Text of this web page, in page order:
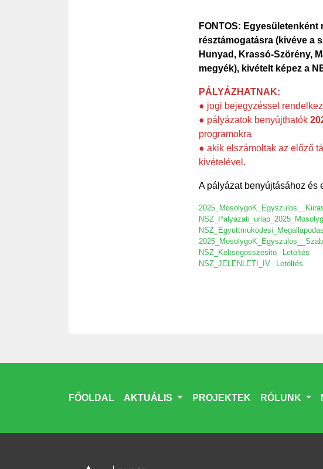
FONTOS: Egyesületenként
résztámogatásra (kivéve a
Hunyad, Krassó-Szörény,
megyék), kivételt képez a
PÁLYÁZHATNAK:
● jogi bejegyzéssel
● pályázatok benyújthatók
programokra
● akik elszámoltak az előző
kivételével.
A pályázat benyújtásához és
NSZ_Egyuttmukodesi_Megallapodas
NSZ_Koltsegosszesito
Letöltés
NSZ_JELENLETI_IV
Letöltés
FŐOLDAL AKTUÁLIS PROJEKTEK RÓLUNK